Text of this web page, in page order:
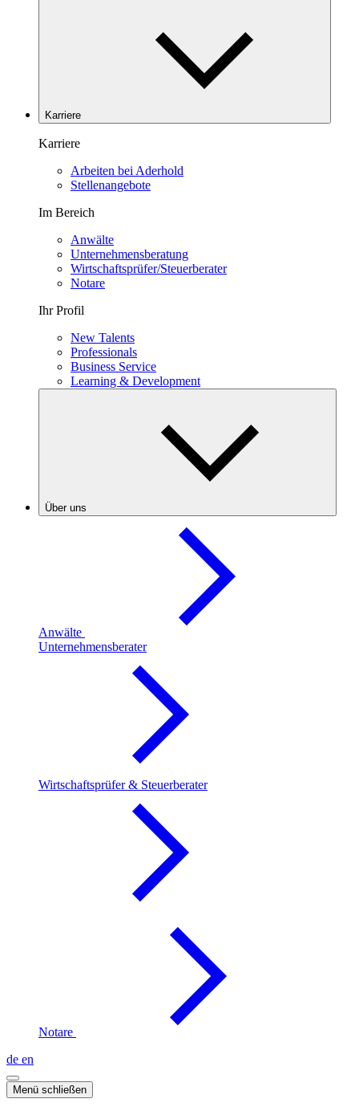
Karriere
Karriere
Arbeiten bei Aderhold
Stellenangebote
Im Bereich
Anwälte
Unternehmensberatung
Wirtschaftsprüfer/Steuerberater
Notare
Ihr Profil
New Talents
Professionals
Business Service
Learning & Development
Über uns
Anwälte
Unternehmensberater
Wirtschaftsprüfer & Steuerberater
Notare
de en
Menü schließen